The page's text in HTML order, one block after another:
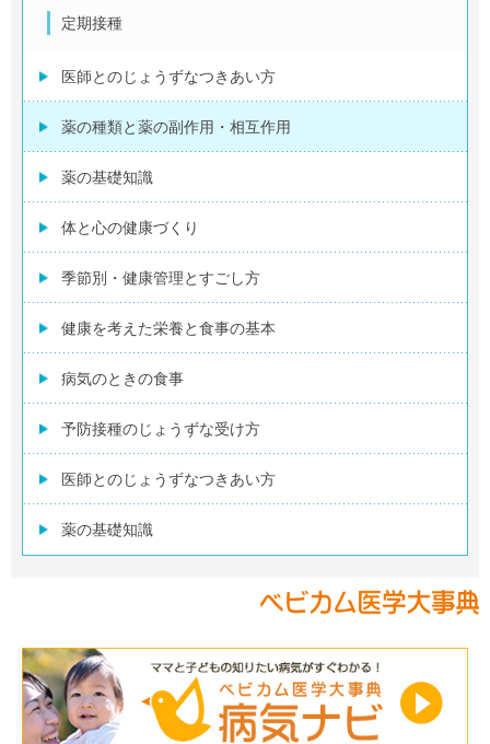
定期接種
医師とのじょうずなつきあい方
薬の種類と薬の副作用・相互作用
薬の基礎知識
体と心の健康づくり
季節別・健康管理とすごし方
健康を考えた栄養と食事の基本
病気のときの食事
予防接種のじょうずな受け方
医師とのじょうずなつきあい方
薬の基礎知識